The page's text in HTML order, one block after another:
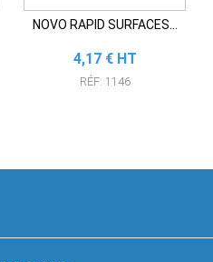
NOVO RAPID SURFACES...
Prix
4,17 € HT
RÉF: 1146